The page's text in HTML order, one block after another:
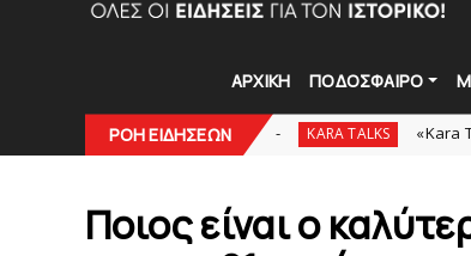
ΑΡΧΙΚΗ ΠΟΔΟΣΦΑΙΡΟ
ΡΟΗ ΕΙΔΗΣΕΩΝ
και εμπειρία! KARA TALKS «Kara Talks» LIVE:
Ποιος είναι ο